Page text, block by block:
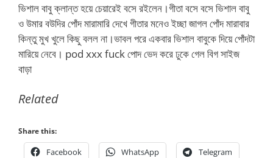
ভিশাল বাবু ক্লান্ত হয়ে চেয়ারেই বসে রইলেন।গীতা বসে বসে ভিশাল বাবু
ও উমার বউদির পোঁদ মারামারি দেখে গীতার মনেও ইচ্ছা জাগল পোঁদ মারাবার
কিন্তু মুখ খুলে কিছু বলল না।ভাবল পরে একবার ভিশাল বাবুকে দিয়ে পোঁদটা
মারিয়ে নেবে। pod xxx fuck পোদ ভেদ করে ঢুকে গেল বিগ সাইজ
বাড়া
Related
Share this:
Facebook WhatsApp Telegram